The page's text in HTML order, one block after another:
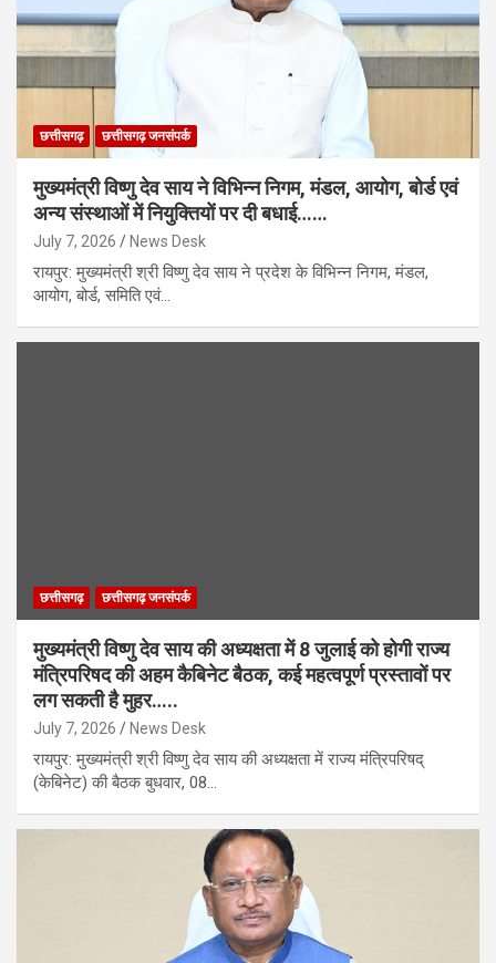
छत्तीसगढ़ छत्तीसगढ़ जनसंपर्क
मुख्यमंत्री विष्णु देव साय ने विभिन्न निगम, मंडल, आयोग, बोर्ड एवं
अन्य संस्थाओं में नियुक्तियों पर दी बधाई……
July 7, 2026 News Desk
रायपुर: मुख्यमंत्री श्री विष्णु देव साय ने प्रदेश के विभिन्न निगम, मंडल,
आयोग, बोर्ड, समिति एवं…
छत्तीसगढ़ छत्तीसगढ़ जनसंपर्क
मुख्यमंत्री विष्णु देव साय की अध्यक्षता में 8 जुलाई को होगी राज्य
मंत्रिपरिषद की अहम कैबिनेट बैठक, कई महत्वपूर्ण प्रस्तावों पर
लग सकती है मुहर…..
July 7, 2026 News Desk
रायपुर: मुख्यमंत्री श्री विष्णु देव साय की अध्यक्षता में राज्य मंत्रिपरिषद्
(केबिनेट) की बैठक बुधवार, 08…